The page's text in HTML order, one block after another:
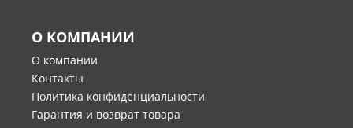
О КОМПАНИИ
О компании
Контакты
Политика конфиденциальности
Гарантия и возврат товара